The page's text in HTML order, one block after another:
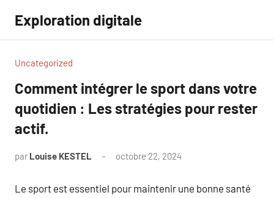
contenu
Exploration digitale
Uncategorized
Comment intégrer le sport dans votre
quotidien : Les stratégies pour rester
actif.
par Louise KESTEL octobre 22, 2024
Le sport est essentiel pour maintenir une bonne santé